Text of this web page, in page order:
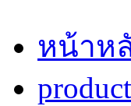
หน้าห
product